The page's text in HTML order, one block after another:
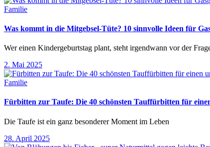
Familie
Was kommt in die Mitgebsel-Tüte? 10 sinnvolle Ideen für
Wer einen Kindergeburtstag plant, steht irgendwann vor der
2. Mai 2025
Familie
Fürbitten zur Taufe: Die 40 schönsten Tauffürbitten für
Die Taufe ist ein ganz besonderer Moment im Leben
28. April 2025